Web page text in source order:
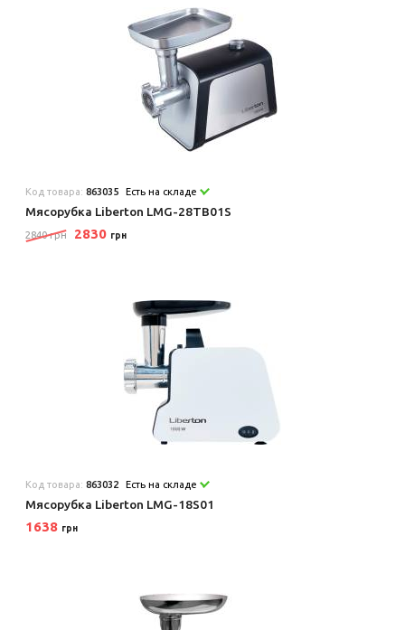
Код товара:863035 Есть на складе
Мясорубка Liberton LMG-28TB01S
2840 грн 2830 грн
Код товара:863032 Есть на складе
Мясорубка Liberton LMG-18S01
1638 грн